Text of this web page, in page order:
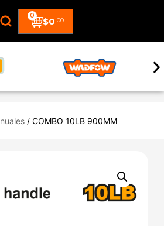
$0 .00
0
/ COMBO 10LB 900MM